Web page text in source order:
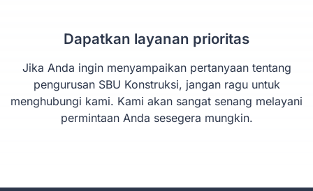
Dapatkan layanan prioritas
Jika Anda ingin menyampaikan pertanyaan tentang
pengurusan SBU Konstruksi, jangan ragu untuk
menghubungi kami. Kami akan sangat senang melayani
permintaan Anda sesegera mungkin.